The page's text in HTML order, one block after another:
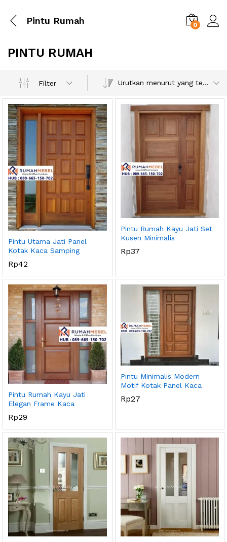
Pintu Rumah 0
PINTU RUMAH
Filter Urutkan menurut yang terbaru
Pintu Utama Jati Panel
Kotak Kaca Samping
Rp42
Pintu Rumah Kayu Jati Set
Kusen Minimalis
Rp37
Pintu Rumah Kayu Jati
Elegan Frame Kaca
Rp29
Pintu Minimalis Modern
Motif Kotak Panel Kaca
Rp27